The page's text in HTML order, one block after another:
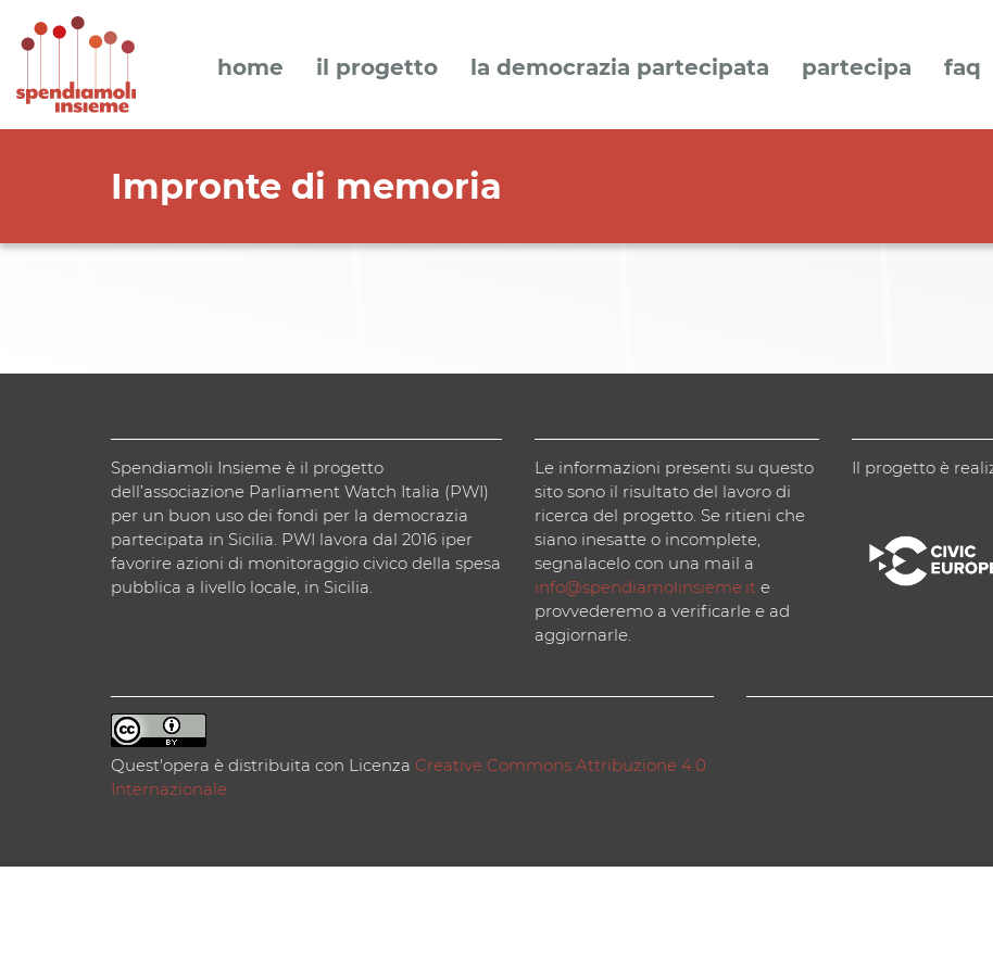
home il progetto la democrazia partecipata partecipa faq
Impronte di memoria
Spendiamoli Insieme è il progetto
dell’associazione Parliament Watch Italia (PWI)
per un buon uso dei fondi per la democrazia
partecipata in Sicilia. PWI lavora dal 2016 iper
favorire azioni di monitoraggio civico della spesa
pubblica a livello locale, in Sicilia.
Le informazioni presenti su questo
sito sono il risultato del lavoro di
ricerca del progetto. Se ritieni che
siano inesatte o incomplete,
segnalacelo con una mail a
info@spendiamolinsieme.ite
provvederemo a verificarle e ad
aggiornarle.
Il progetto è
Quest'opera è distribuita con Licenza Creative Commons Attribuzione 4.0
Internazionale